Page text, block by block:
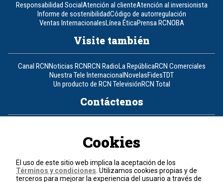
Responsabilidad SocialAtención al clienteAtención al inversionista
Informe de sostenibilidadCódigo de autorregulación
Ventas InternacionalesLínea ÉticaPrensa RCNOBA
Visite también
Canal RCNNoticias RCNRCN RadioLa RepúblicaRCN Comerciales
Nuestra Tele InternacionalNovelasFidesTDT
Un producto de RCN TelevisiónRCN Total
Contáctenos
Política de cookies
Términos y condiciones
Cookies
El uso de este sitio web implica la aceptación de los
Términos y condiciones . Utilizamos cookies propias y de
terceros para mejorar la experiencia del usuario a través de